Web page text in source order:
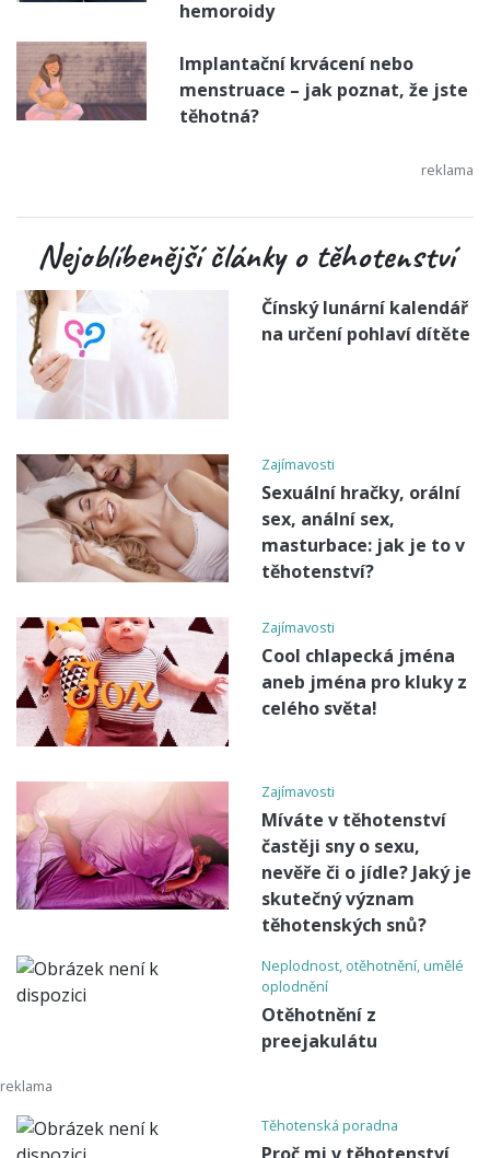
hemoroidy
Implantační krvácení nebo
menstruace – jak poznat, že jste
těhotná?
Nejoblíbenější články o těhotenství
Čínský lunární kalendář
na určení pohlaví dítěte
Zajímavosti
Sexuální hračky, orální
sex, anální sex,
masturbace: jak je to v
těhotenství?
Zajímavosti
Cool chlapecká jména
aneb jména pro kluky z
celého světa!
Zajímavosti
Míváte v těhotenství
častěji sny o sexu,
nevěře či o jídle? Jaký je
skutečný význam
těhotenských snů?
Neplodnost, otěhotnění, umělé
oplodnění
Otěhotnění z
preejakulátu
Těhotenská poradna